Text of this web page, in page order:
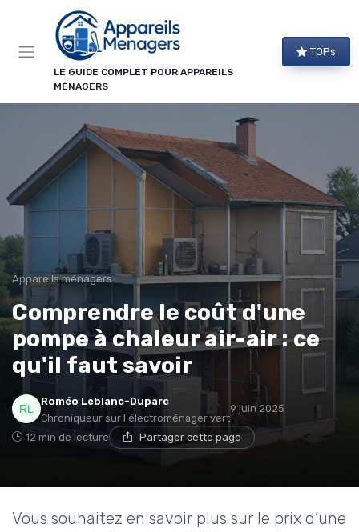
LE GUIDE COMPLET POUR APPAREILS
MÉNAGERS
TOPs
Appareils ménagers
Comprendre le coût d'une
pompe à chaleur air-air : ce
qu'il faut savoir
Roméo Leblanc-Duparc
Chroniqueur sur l'électroménager vert
9 juin 2025
12 min de lecture Partager cette page
Vous souhaitez en savoir plus sur le prix d’une
Panneau de gestion des cookies